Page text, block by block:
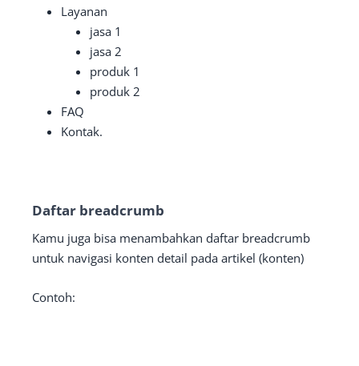
Layanan
jasa 1
jasa 2
produk 1
produk 2
FAQ
Kontak.
Daftar breadcrumb
Kamu juga bisa menambahkan daftar breadcrumb
untuk navigasi konten detail pada artikel (konten)
Contoh: